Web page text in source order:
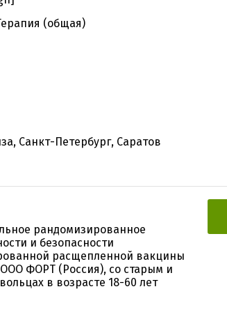
(общая)
Санкт-Петербург, Саратов
рандомизированное
и безопасности
расщепленной вакцины
ФОРТ (Россия), со старым и
в возрасте 18-60 лет